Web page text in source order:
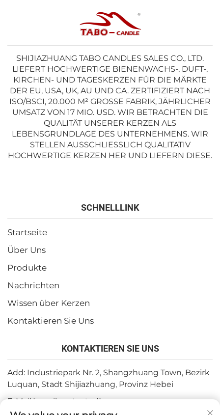
SHIJIAZHUANG TABO CANDLES SALES CO., LTD.
LIEFERT HOCHWERTIGE BIENENWACHS-, DUFT-,
KIRCHEN- UND TAGESKERZEN FÜR DIE MÄRKTE
DER EU, USA, UK, AU UND CA. ZERTIFIZIERT NACH
ISO/BSCI, 20.000 M² GROSSE FABRIK, JÄHRLICHER U
MSATZ VON 17 MIO. USD. WIR BETRACHTEN DIE Q
UALITÄT UNSERER KERZEN ALS L
EBENSGRUNDLAGE DES UNTERNEHMENS. WIR S
TELLEN AUSSCHLIESSLICH QUALITATIV HO
CHWERTIGE KERZEN HER UND LIEFERN DIESE.
SCHNELLLINK
Startseite
Über Uns
Produkte
Nachrichten
Wissen über Kerzen
Kontaktieren Sie Uns
KONTAKTIEREN SIE UNS
Add: Industriepark Nr. 2, Shangzhuang Town, Bezirk
Luquan, Stadt Shijiazhuang, Provinz Hebei
E-Mail:[email protected]